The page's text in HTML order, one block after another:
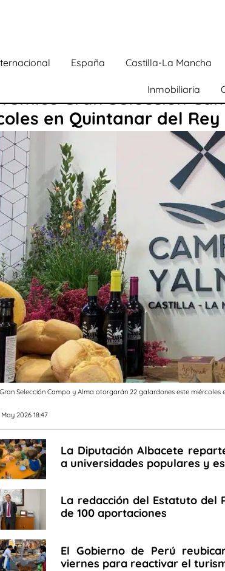
España Castilla-La Mancha
Inmobiliaria
Gran Selección
en Quintanar del Rey
Selección Campo y Alma otorgarán 22 galardones este miércoles
2026 18:47
La Diputación Albacete
a universidades populares y
La redacción del Estatuto del
de 100 aportaciones
El Gobierno de Perú
viernes para reactivar el